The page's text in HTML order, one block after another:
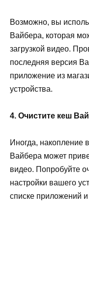
Возможно, вы
Вайбера, которая
загрузкой видео.
последняя версия
приложение из
устройства.
4. Очистите кеш
Иногда,
Вайбера может
видео. Попробуйте
настройки вашего
списке приложений